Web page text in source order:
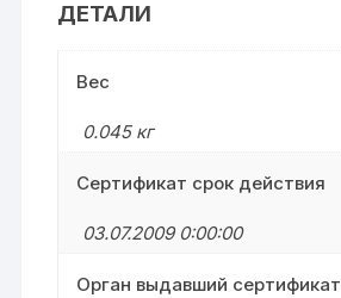
ДЕТАЛИ
Вес
0.045 кг
Сертификат срок действия
03.07.2009 0:00:00
Орган выдавший сертификат